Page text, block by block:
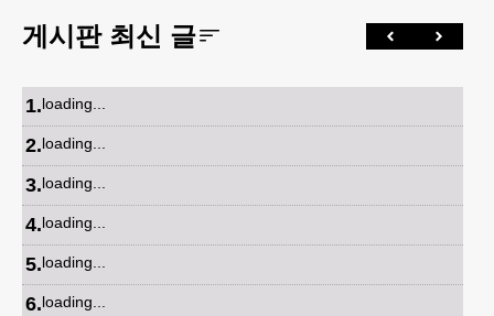
게시판 최신 글
1.loading...
2.loading...
3.loading...
4.loading...
5.loading...
6.loading...